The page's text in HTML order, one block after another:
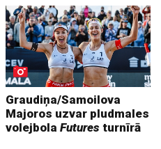
Graudiņa/Samoilova
Majoros uzvar pludmales
volejbolaFutures turnīrā